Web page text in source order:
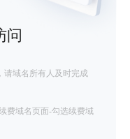
问
请域名所有人及时完成
费域名页面-勾选续费域